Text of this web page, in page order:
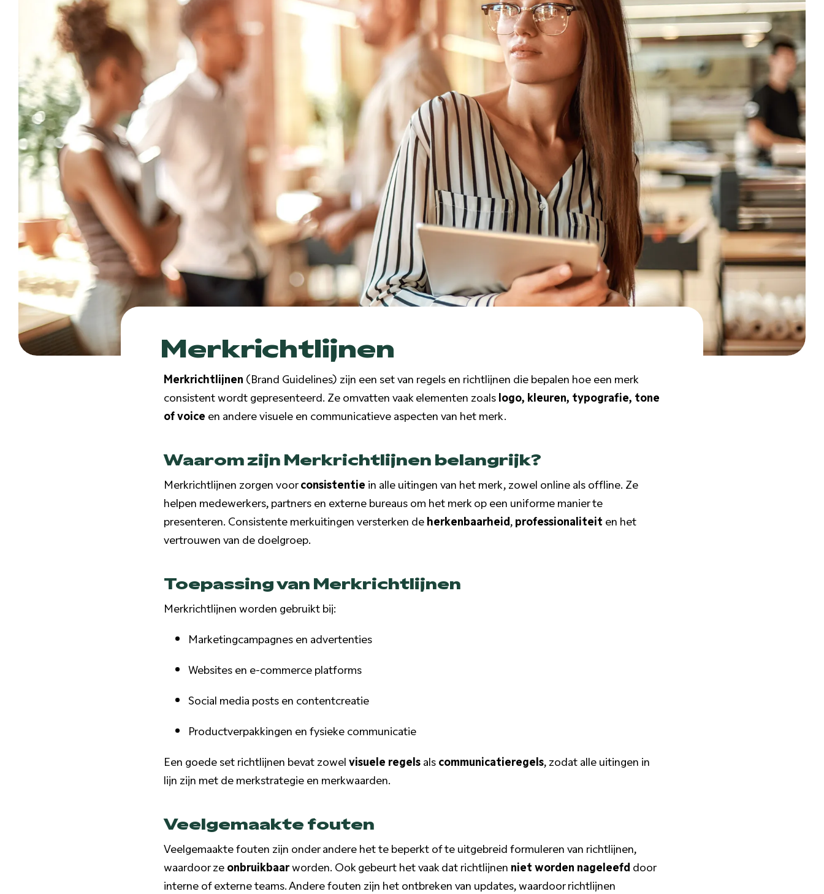
Merkrichtlijnen
Merkrichtlijnen (Brand Guidelines) zijn een set van regels en richtlijnen die bepalen hoe een merk
consistent wordt gepresenteerd. Ze omvatten vaak elementen zoalslogo, kleuren, typografie, tone
of voice en andere visuele en communicatieve aspecten van het merk.
Waarom zijn Merkrichtlijnen belangrijk?
Merkrichtlijnen zorgen voorconsistentie in alle uitingen van het merk, zowel online als offline. Ze
helpen medewerkers, partners en externe bureaus om het merk op een uniforme manier te
presenteren. Consistente merkuitingen versterken deherkenbaarheid,professionaliteit en het
vertrouwen van de doelgroep.
Toepassing van Merkrichtlijnen
Merkrichtlijnen worden gebruikt bij:
Marketingcampagnes en advertenties
Websites en e-commerce platforms
Social media posts en contentcreatie
Productverpakkingen en fysieke communicatie
Een goede set richtlijnen bevat zowelvisuele regelsalscommunicatieregels, zodat alle uitingen in
lijn zijn met de merkstrategie en merkwaarden.
Veelgemaakte fouten
Veelgemaakte fouten zijn onder andere het te beperkt of te uitgebreid formuleren van richtlijnen,
waardoor zeonbruikbaarworden. Ook gebeurt het vaak dat richtlijnen niet worden nageleefd door
interne of externe teams. Andere fouten zijn het ontbreken van updates, waardoor richtlijnen